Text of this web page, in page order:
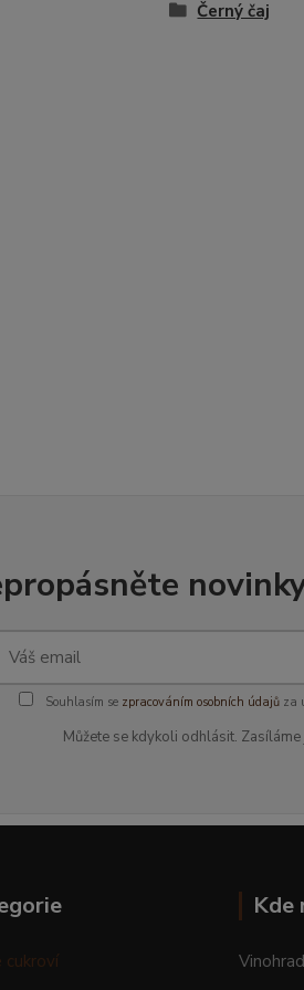
Černý čaj
Souhlasím se zpracováním osobních údajůza
Můžete se kdykoli odhlásit.
cukroví
Kde